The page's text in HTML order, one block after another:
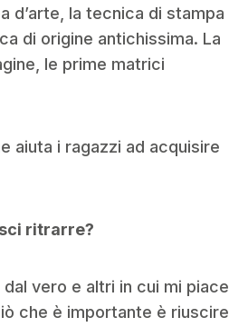
d’arte, la tecnica di stampa
di origine antichissima. La
le prime matrici
aiuta i ragazzi ad acquisire
ritrarre?
vero e altri in cui mi piace
che è importante è riuscire